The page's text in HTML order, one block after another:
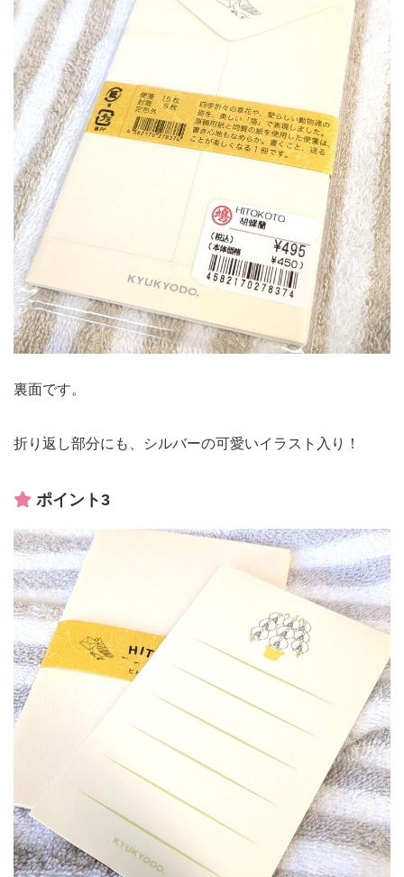
裏面です。
折り返し部分にも、シルバーの可愛いイラスト入り！
ポイント3